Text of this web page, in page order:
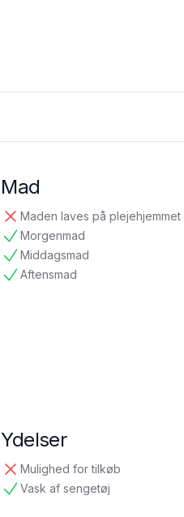
Mad
Maden laves på plejehjemmet
ikke tilgængelig
Morgenmad
tilgængelig
Middagsmad
tilgængelig
Aftensmad
tilgængelig
Ydelser
Mulighed for tilkøb
ikke tilgængelig
Vask af sengetøj
tilgængelig